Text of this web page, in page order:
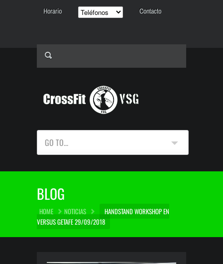
Horario Contacto
GO TO...
BLOG
HOME NOTICIAS
HANDSTAND WORKSHOP EN
VERSUS GETAFE 29/09/2018